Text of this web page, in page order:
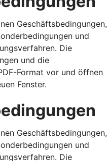
Geschäftsbedingungen,
und
Die
und die
Format vor und öffnen
Fenster.
Geschäftsbedingungen,
und
Die